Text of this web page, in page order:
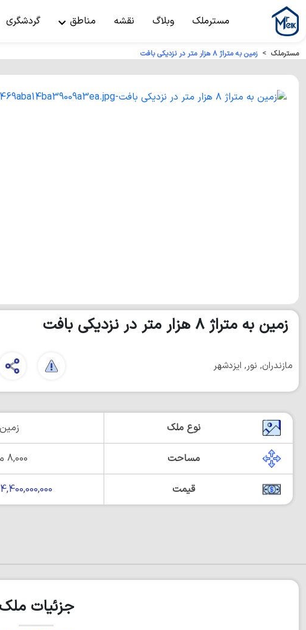
مسترملک وبلاگ نقشه مناطق گردشگری
مسترملک زمین به متراژ ۸ هزار متر در نزدیکی بافت
زمین به متراژ ۸ هزار متر در نزدیکی بافت
مازندران, نور, ایزدشهر
نوع ملک زمین
مساحت 8,000 متر
قیمت 14,400,000,000
جزئیات ملک